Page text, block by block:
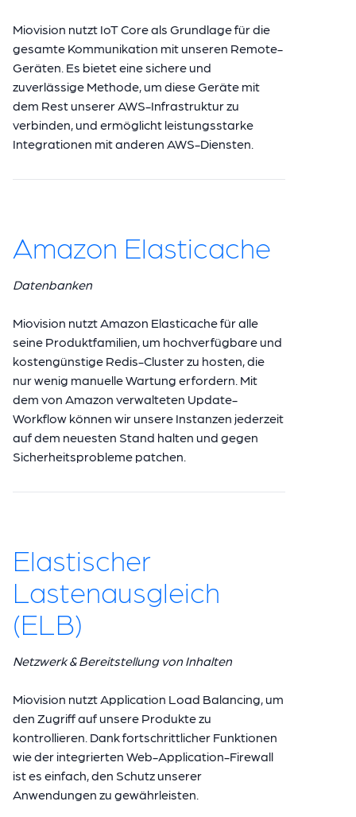
Miovision nutzt IoT Core als Grundlage für die
gesamte Kommunikation mit unseren Remote-
Geräten. Es bietet eine sichere und
zuverlässige Methode, um diese Geräte mit
dem Rest unserer AWS-Infrastruktur zu
verbinden, und ermöglicht leistungsstarke
Integrationen mit anderen AWS-Diensten.
Amazon Elasticache
Datenbanken
Miovision nutzt Amazon Elasticache für alle
seine Produktfamilien, um hochverfügbare und
kostengünstige Redis-Cluster zu hosten, die
nur wenig manuelle Wartung erfordern. Mit
dem von Amazon verwalteten Update-
Workflow können wir unsere Instanzen jederzeit
auf dem neuesten Stand halten und gegen
Sicherheitsprobleme patchen.
Elastischer
Lastenausgleich
(ELB)
Netzwerk & Bereitstellung von Inhalten
Miovision nutzt Application Load Balancing, um
den Zugriff auf unsere Produkte zu
kontrollieren. Dank fortschrittlicher Funktionen
wie der integrierten Web-Application-Firewall
ist es einfach, den Schutz unserer
Anwendungen zu gewährleisten.